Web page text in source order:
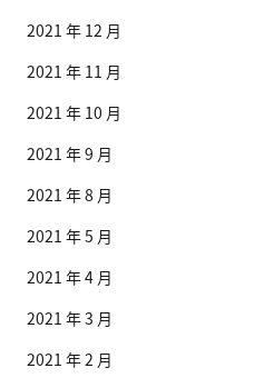
2021 年 12 月
2021 年 11 月
2021 年 10 月
2021 年 9 月
2021 年 8 月
2021 年 5 月
2021 年 4 月
2021 年 3 月
2021 年 2 月